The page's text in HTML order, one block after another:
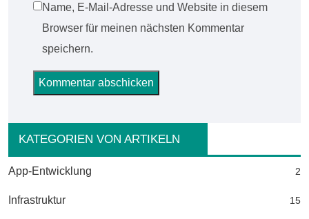
Name, E-Mail-Adresse und Website in diesem
Browser für meinen nächsten Kommentar
speichern.
KATEGORIEN VON ARTIKELN
App-Entwicklung 2
Infrastruktur 15